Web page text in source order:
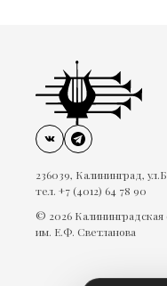
236039, Калининград,
тел. +7 (4012) 64 78 90
© 2026
им. Е.Ф. Светланова